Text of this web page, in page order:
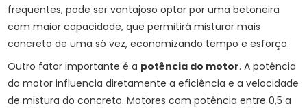
frequentes, pode ser vantajoso optar por uma betoneira
com maior capacidade, que permitirá misturar mais
concreto de uma só vez, economizando tempo e esforço.
Outro fator importante é a potência do motor. A potência
do motor influencia diretamente a eficiência e a velocidade
de mistura do concreto. Motores com potência entre 0,5 a